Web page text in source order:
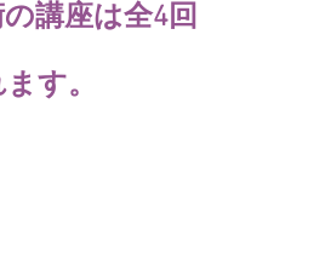
講座は全4回
す。